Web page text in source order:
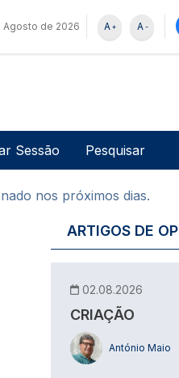
Agosto de 2026 -
A
+
A
de utilizador
Sessão
nos próximos dias.
ARTIGOS DE
02.08.2026
CRIAÇÃO
António Maio